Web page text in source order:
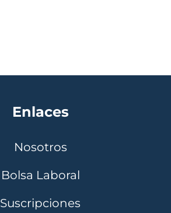
Enlaces
Nosotros
Bolsa Laboral
Suscripciones